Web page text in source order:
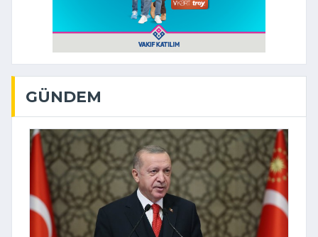
GÜNDEM